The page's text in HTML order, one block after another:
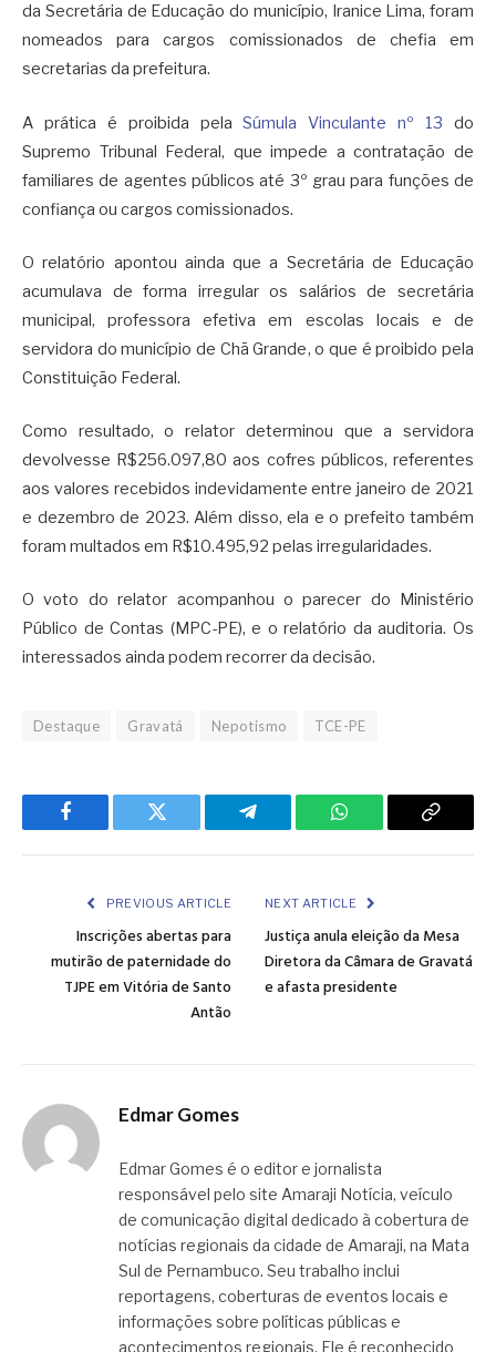
da Secretária de Educação do município, Iranice Lima, foram
nomeados para cargos comissionados de chefia em
secretarias da prefeitura.
A prática é proibida pelaSúmula Vinculante nº 13 do
Supremo Tribunal Federal, que impede a contratação de
familiares de agentes públicos até 3º grau para funções de
confiança ou cargos comissionados.
O relatório apontou ainda que a Secretária de Educação
acumulava de forma irregular os salários de secretária
municipal, professora efetiva em escolas locais e de
servidora do município de Chã Grande, o que é proibido pela
Constituição Federal.
Como resultado, o relator determinou que a servidora
devolvesse R$256.097,80 aos cofres públicos, referentes
aos valores recebidos indevidamente entre janeiro de 2021
e dezembro de 2023. Além disso, ela e o prefeito também
foram multados em R$10.495,92 pelas irregularidades.
O voto do relator acompanhou o parecer do Ministério
Público de Contas (MPC-PE), e o relatório da auditoria. Os
interessados ainda podem recorrer da decisão.
Destaque Gravatá Nepotismo TCE-PE
Facebook Twitter Telegram WhatsApp Copy
PREVIOUS ARTICLE
Inscrições abertas para
mutirão de paternidade do
TJPE em Vitória de Santo
Antão
NEXT ARTICLE
Justiça anula eleição da Mesa
Diretora da Câmara de Gravatá
e afasta presidente
Edmar Gomes
Edmar Gomes é o editor e jornalista
responsável pelo site Amaraji Notícia, veículo
de comunicação digital dedicado à cobertura de
notícias regionais da cidade de Amaraji, na Mata
Sul de Pernambuco. Seu trabalho inclui
reportagens, coberturas de eventos locais e
informações sobre políticas públicas e
acontecimentos regionais. Ele é reconhecido